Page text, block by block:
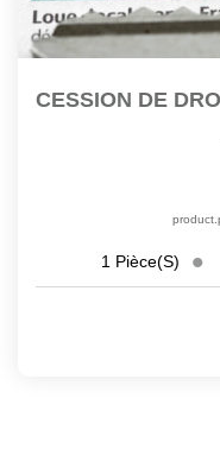
1 Pièce(s)